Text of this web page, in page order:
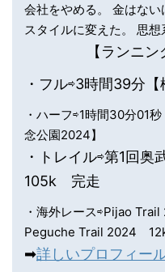
会社をやめる。 金はな
スタイルに変えた。 思
【ランニ
・フル⇨3時間39分
・ハーフ⇨1時間30分01
念公園2024】
・トレイル⇨第1回奥
105k 完走
・海外レース⇨Pijao
Peguche Trail 2024
➡︎詳しいプロフィー